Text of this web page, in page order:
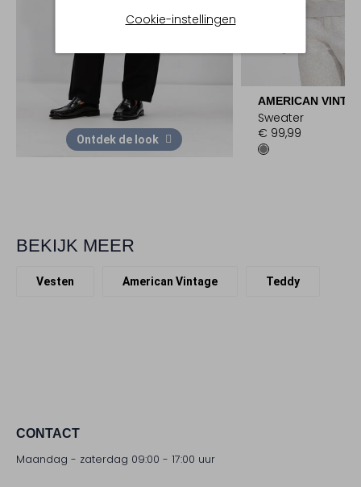
Cookie-instellingen
Ontdek de look
AMERICAN
Sweater
€ 99,99
BEKIJK MEER
Vesten American Vintage Teddy
CONTACT
Maandag - zaterdag 09:00 - 17:00 uur